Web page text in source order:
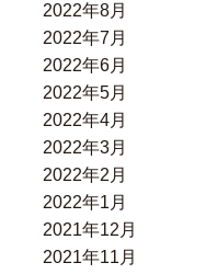
2022年8月
2022年7月
2022年6月
2022年5月
2022年4月
2022年3月
2022年2月
2022年1月
2021年12月
2021年11月